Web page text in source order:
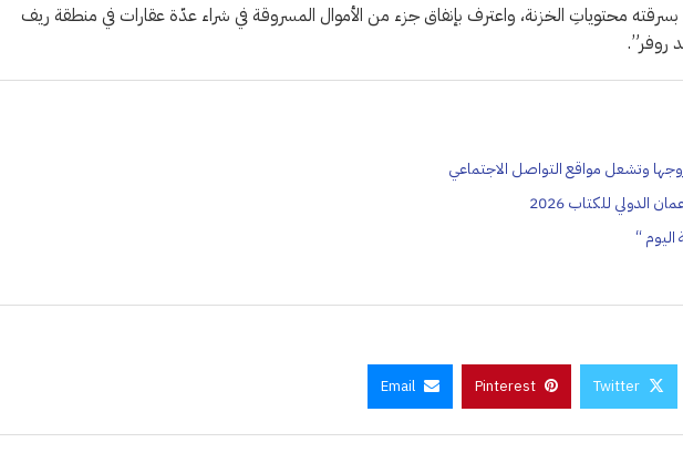
بسرقته محتوياتِ الخزنة، واعترف بإنفاق جزء من الأموال المسروقة في شراء عدّة عقارات في منطقة ريف
روفر”.
وتشعل مواقع التواصل الاجتماعي
للكتاب 2026
“
Twitter
Pinterest
Email